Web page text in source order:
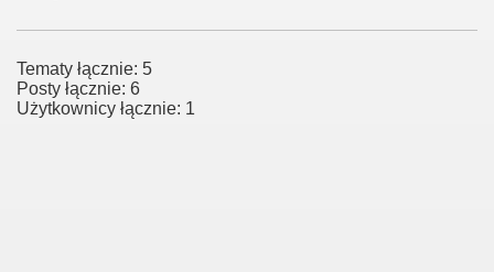
Tematy łącznie: 5
Posty łącznie: 6
Użytkownicy łącznie: 1